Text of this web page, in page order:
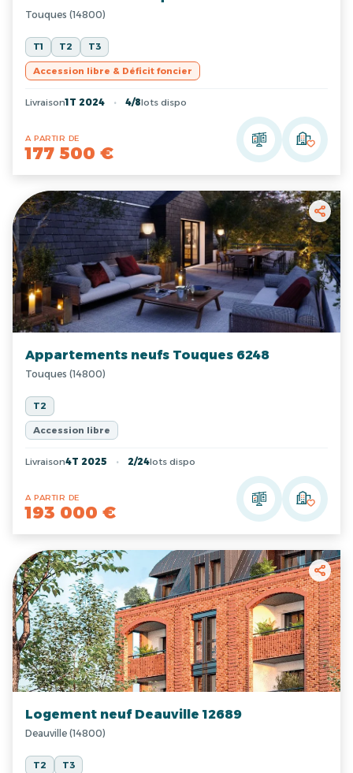
Touques (14800)
T1 T2 T3
Accession libre & Déficit foncier
Livraison1T 2024 4/8lots dispo
A PARTIR DE
177 500 €
Appartements neufs Touques 6248
Touques (14800)
T2
Accession libre
Livraison4T 2025 2/24lots dispo
A PARTIR DE
193 000 €
Logement neuf Deauville 12689
Deauville (14800)
T2 T3